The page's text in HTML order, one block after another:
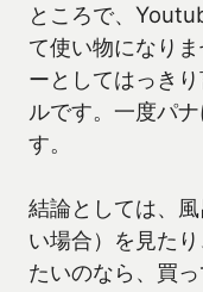
ところで、
て使い物になり
ーとしてはっき
ルです。一度パ
す。
結論としては、
い場合）を見た
たいのなら、買